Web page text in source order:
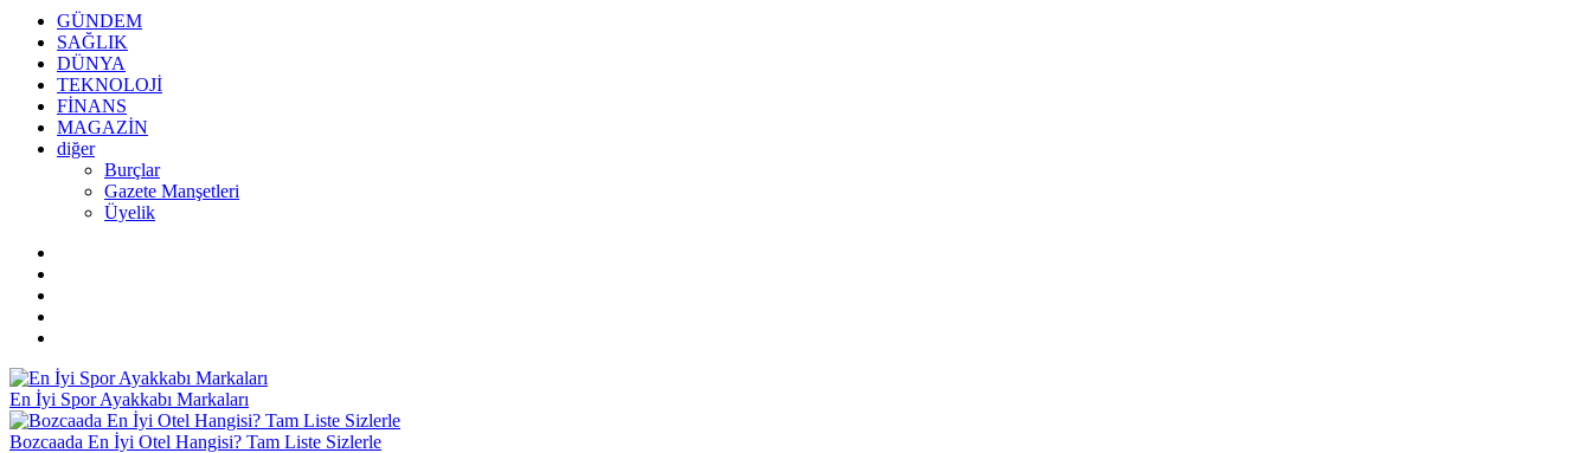
GÜNDEM
SAĞLIK
DÜNYA
TEKNOLOJİ
FİNANS
MAGAZİN
diğer
Burçlar
Gazete Manşetleri
Üyelik
En İyi Spor Ayakkabı Markaları
Bozcaada En İyi Otel Hangisi? Tam Liste Sizlerle